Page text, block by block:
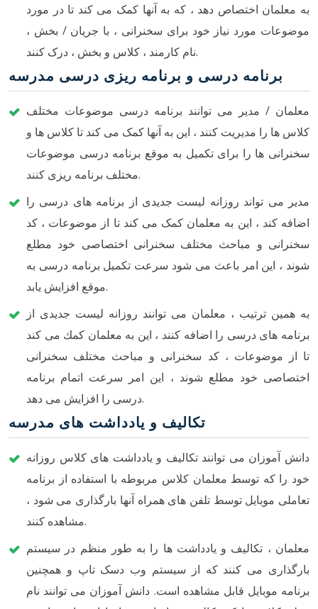
به معلمان اختصاص دهد ، که به آنها کمک می کند تا در مورد
موضوعات مورد نیاز خود برای سخنرانی ، با جریان / بخش ،
نام کارمند ، کلاس و بخش ، درک کنند.
برنامه درسی و برنامه ریزی درسی مدرسه
معلمان / مدیر می توانند برنامه درسی موضوعات مختلف
کلاس ها را مدیریت کنند ، این به آنها کمک می کند تا کلاس ها و
سخنرانی ها را برای تکمیل به موقع برنامه درسی موضوعات
مختلف برنامه ریزی کنند.
مدیر می تواند روزانه لیست جدیدی از برنامه های درسی را
اضافه کند ، این به معلمان کمک می کند تا از موضوعات ، کد
سخنرانی و مباحث مختلف سخنرانی اختصاصی خود مطلع
شوند ، این امر باعث می شود سرعت تکمیل برنامه درسی به
موقع افزایش یابد.
به همین ترتیب ، معلمان می توانند روزانه لیست جدیدی از
برنامه های درسی را اضافه كنند ، این به معلمان كمك می كند
تا از موضوعات ، كد سخنرانی و مباحث مختلف سخنرانی
اختصاصی خود مطلع شوند ، این امر سرعت اتمام برنامه
درسی را افزایش می دهد.
تکالیف و یادداشت های مدرسه
دانش آموزان می توانند تکالیف و یادداشت های کلاس روزانه
خود را که توسط معلمان کلاس مربوطه با استفاده از برنامه
تعاملی موبایل توسط تلفن های همراه آنها بارگذاری می شود ،
مشاهده کنند.
معلمان ، تکالیف و یادداشت ها را به طور منظم در سیستم
بارگذاری می کنند که از سیستم وب دسک تاپ و همچنین
برنامه موبایل قابل مشاهده است. دانش آموزان می توانند نام